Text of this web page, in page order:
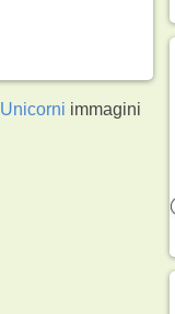
Unicorni immagini